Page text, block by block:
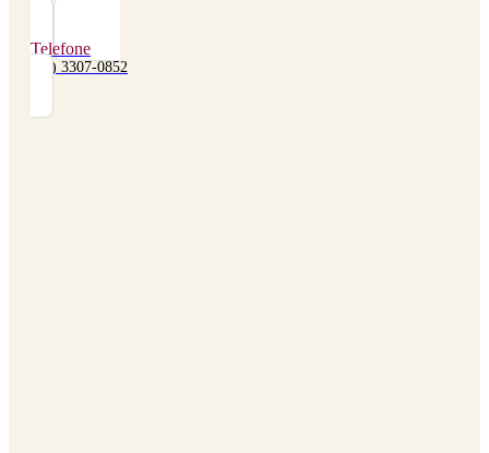
Telefone
(48) 3307-0852